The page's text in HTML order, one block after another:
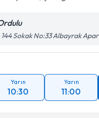
Sokak No:33 Albayrak
Yarın
10:30
Yarın
11:00